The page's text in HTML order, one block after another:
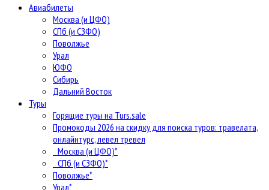
Авиабилеты
Москва (и ЦФО)
СПб (и СЗФО)
Поволжье
Урал
ЮФО
Сибирь
Дальний Восток
Туры
Горящие туры на Turs.sale
Промокоды 2026 на скидку для поиска туров: травелата,
онлайнтурс, левел тревел
Москва (и ЦФО)*
СПб (и СЗФО)*
Поволжье*
Урал*